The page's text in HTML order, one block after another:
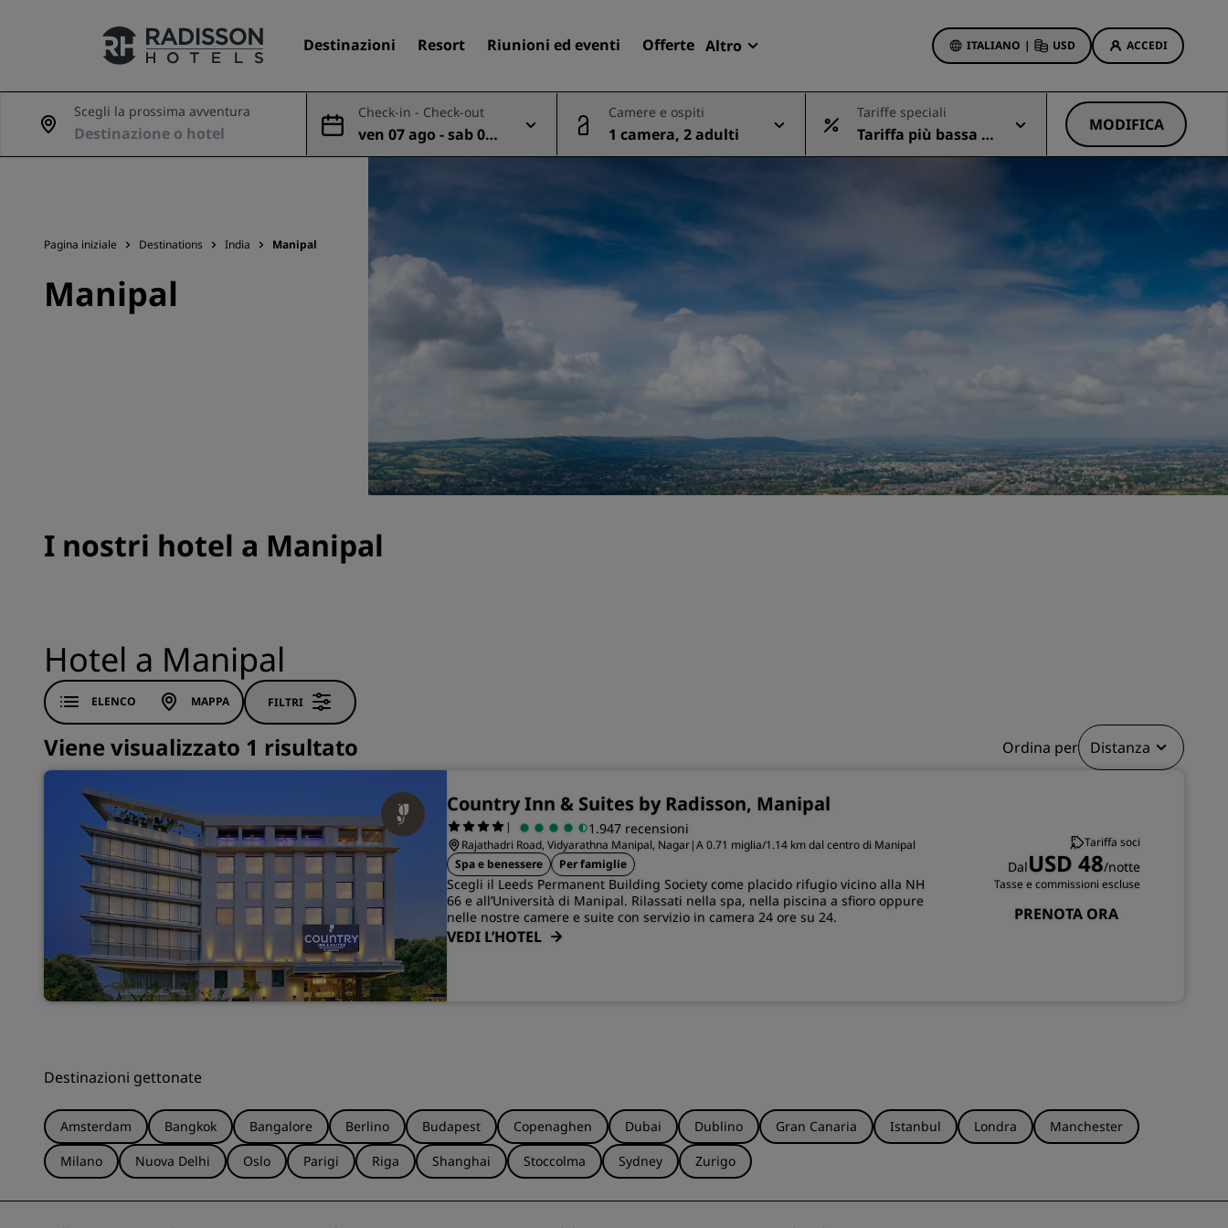
Destinazioni Resort Riunioni ed eventi Offerte Altro
Radisson Rewards
Le mie prenotazioni
ITALIANO | USD ACCEDI
I nostri Marchi
Trova il tuo hotel
Hotel aeroportuali
apertura
Scopri Radisson Meetings
Richiedi un preventivo
Destinazioni per eventi
Offerte di hotel
Per la tua prima prenotazione,
meriti un regalo
Prenota in anticipo
Scopri i nostri pacchetti
Sedi per matrimoni
Soggiorni sostenibili
Come utilizzare punti
Come guadagnare punti
ISCRIVITI
Scegli la prossima avventura Check-in - Check-out
ven 07 ago - sab 08
ago
Camere e ospiti
1 camera, 2 adulti
Tariffe speciali
Tariffa più bassa di
sponibile
MODIFICA
Pagina iniziale Destinations India Manipal
Manipal
I nostri hotel a Manipal
Hotel a Manipal
ELENCO MAPPA FILTRI
Viene visualizzato 1 risultato Ordina per Distanza
Country Inn & Suites by Radisson, Manipal
| 1.947 recensioni
Rajathadri Road, Vidyarathna Manipal, Nagar|A 0.71 miglia/1.14 km dal centro di Manipal
Spa e benessere
Per famiglie
Scegli il Leeds Permanent Building Society come placido rifugio vicino alla NH
66 e all’Università di Manipal. Rilassati nella spa, nella piscina a sfioro oppure
nelle nostre camere e suite con servizio in camera 24 ore su 24.
VEDI L’HOTEL
Tariffa soci
DalUSD 48/notte
Tasse e commissioni escluse
PRENOTA ORA
Destinazioni gettonate
Amsterdam Bangkok Bangalore Berlino Budapest Copenaghen Dubai Dublino Gran Canaria Istanbul Londra
Manchester
Milano
Nuova Delhi Oslo Parigi Riga Shanghai Stoccolma Sydney Zurigo